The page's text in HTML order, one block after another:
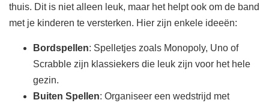
thuis. Dit is niet alleen leuk, maar het helpt ook om de band
met je kinderen te versterken. Hier zijn enkele ideeën:
Bordspellen: Spelletjes zoals Monopoly, Uno of
Scrabble zijn klassiekers die leuk zijn voor het hele
gezin.
Buiten Spellen: Organiseer een wedstrijd met